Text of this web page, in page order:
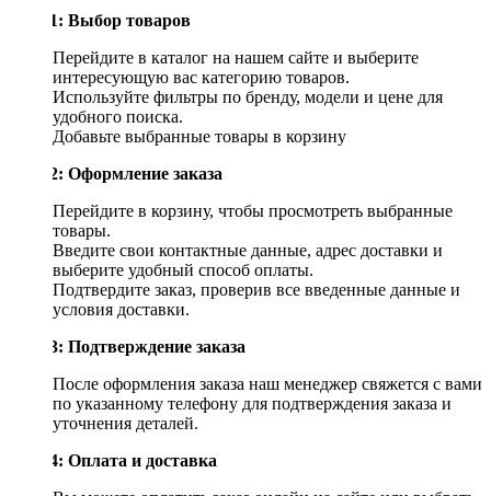
Шаг 1: Выбор товаров
Перейдите в каталог на нашем сайте и выберите
интересующую вас категорию товаров.
Используйте фильтры по бренду, модели и цене для
удобного поиска.
Добавьте выбранные товары в корзину
Шаг 2: Оформление заказа
Перейдите в корзину, чтобы просмотреть выбранные
товары.
Введите свои контактные данные, адрес доставки и
выберите удобный способ оплаты.
Подтвердите заказ, проверив все введенные данные и
условия доставки.
Шаг 3: Подтверждение заказа
После оформления заказа наш менеджер свяжется с вами
по указанному телефону для подтверждения заказа и
уточнения деталей.
Шаг 4: Оплата и доставка